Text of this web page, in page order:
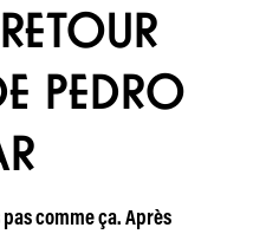
PEDRO
pas comme ça. Après